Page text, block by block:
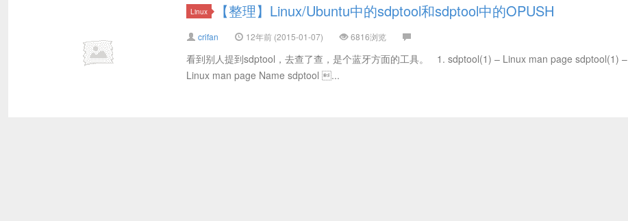
Linux 【整理】Linux/Ubuntu中的sdptool和sdptool中的OPUSH
crifan 12年前 (2015-01-07) 6816浏览
看到别人提到sdptool，去查了查，是个蓝牙方面的工具。 1. sdptool(1) – Linux man page sdptool(1) –
Linux man page Name sdptool ...